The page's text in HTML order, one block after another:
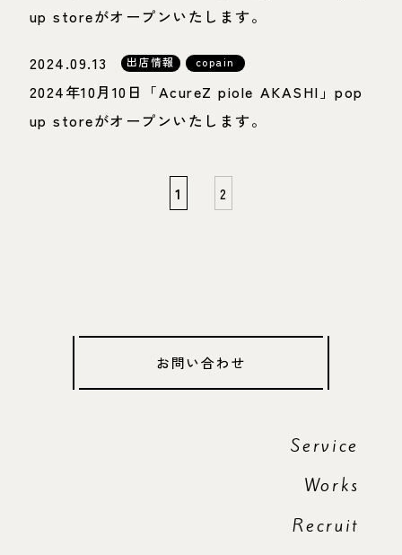
up storeがオープンいたします。
2024.09.13 出店情報 copain
2024年10月10日「AcureZ piole AKASHI」pop
up storeがオープンいたします。
1 2
お問い合わせ
Service
Works
Recruit